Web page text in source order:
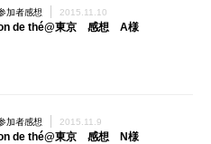
加者感想 2015.11.10
de thé@東京 感想 A様
加者感想 2015.11.9
de thé@東京 感想 N様